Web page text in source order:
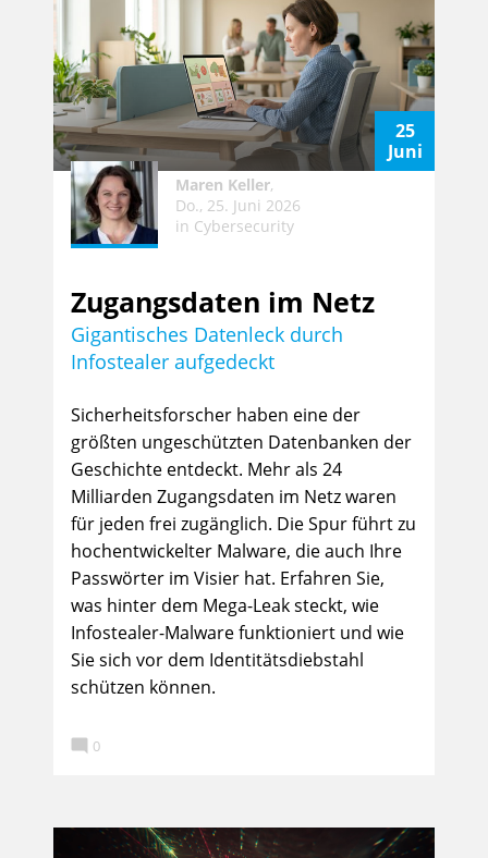
25
Juni
Maren Keller,
Do., 25. Juni 2026
in Cybersecurity
Zugangsdaten im Netz
Gigantisches Datenleck durch
Infostealer aufgedeckt
Sicherheitsforscher haben eine der
größten ungeschützten Datenbanken der
Geschichte entdeckt. Mehr als 24
Milliarden Zugangsdaten im Netz waren
für jeden frei zugänglich. Die Spur führt zu
hochentwickelter Malware, die auch Ihre
Passwörter im Visier hat. Erfahren Sie,
was hinter dem Mega-Leak steckt, wie
Infostealer-Malware funktioniert und wie
Sie sich vor dem Identitätsdiebstahl
schützen können.
 0